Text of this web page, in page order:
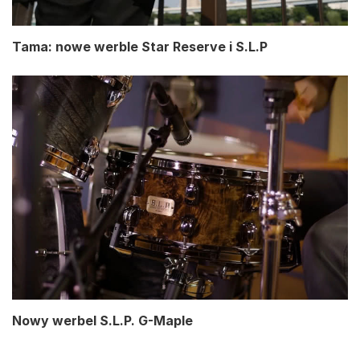
Tama: nowe werble Star Reserve i S.L.P
Nowy werbel S.L.P. G-Maple